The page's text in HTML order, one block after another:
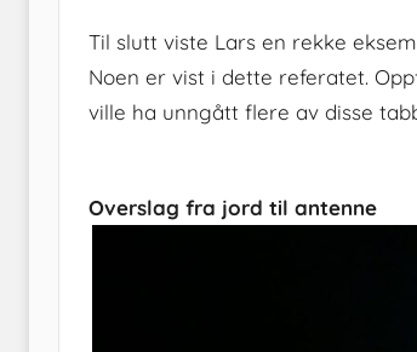
Til slutt viste Lars en rekke
Noen er vist i dette referatet.
ville ha unngått flere av disse
Overslag fra jord til antenne